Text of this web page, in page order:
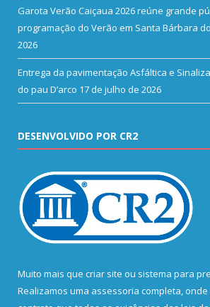
Garota Verão Caiçaua 2026 reúne grande
programação do Verão em Santa Bárbara
2026
Entrega da pavimentação Asfáltica e
do pau D’arco 17 de julho de 2026
DESENVOLVIDO POR CR2
Muito mais que criar site ou sistema para
Realizamos uma assessoria completa,